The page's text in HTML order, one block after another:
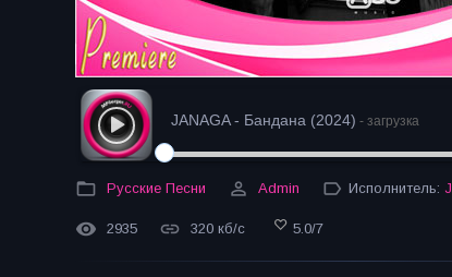
JANAGA - Бандана (2024) - загрузка
Русские Песни Admin Исполнитель:
2935 320 кб/с 5.0/7